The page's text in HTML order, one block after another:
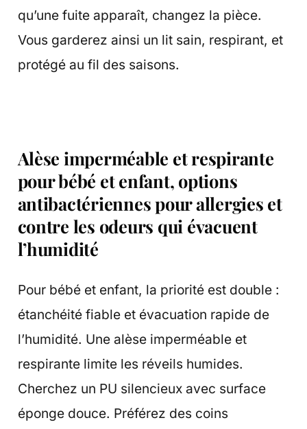
qu’une fuite apparaît, changez la pièce.
Vous garderez ainsi un lit sain, respirant, et
protégé au fil des saisons.
Alèse imperméable et respirante
pour bébé et enfant, options
antibactériennes pour allergies et
contre les odeurs qui évacuent
l’humidité
Pour bébé et enfant, la priorité est double :
étanchéité fiable et évacuation rapide de
l’humidité. Une alèse imperméable et
respirante limite les réveils humides.
Cherchez un PU silencieux avec surface
éponge douce. Préférez des coins